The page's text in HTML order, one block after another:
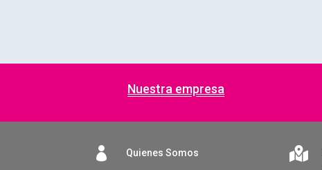
Nuestra empresa
 Quienes Somos 